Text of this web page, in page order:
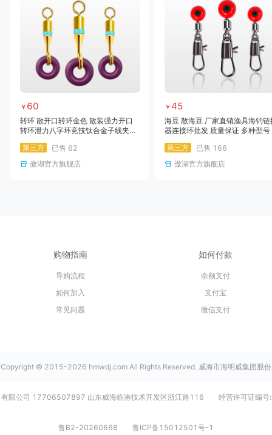
￥ 60
转环 散开口转环金色 散装强力开口
转环泄力八字环竞技钛合金子线夹缓
第三方
已售 62
傲湖官方旗舰店
￥ 45
海豆 散海豆 厂家直销渔具海钓链
器连接环批发 质量保证 多种型号
第三方
已售 166
傲湖官方旗舰店
购物指南
导购流程
如何加入
常见问题
如何付款
余额支付
支付宝
微信支付
Copyright © 2015-2026 hmwdj.com All Rights Reserved. 威海市海明威集团股份
有限公司 17706507897 山东威海临港技术开发区浙江路116 经营许可证编号:
鲁B2-20260668 鲁ICP备15012501号-1